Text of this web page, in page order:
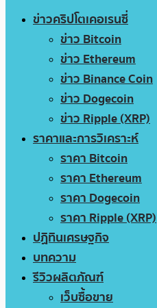
ข่าวคริปโตเคอเรนซี่
ข่าว Bitcoin
ข่าว Ethereum
ข่าว Binance Coin
ข่าว Dogecoin
ข่าว Ripple (XRP)
ราคาและการวิเคราะห์
ราคา Bitcoin
ราคา Ethereum
ราคา Dogecoin
ราคา Ripple (XRP)
ปฏิทินเศรษฐกิจ
บทความ
รีวิวผลิตภัณฑ์
เว็บซื้อขาย